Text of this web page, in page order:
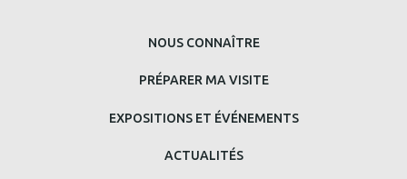
PRINCIPAL
NOUS CONNAÎTRE
PRÉPARER MA VISITE
EXPOSITIONS ET ÉVÉNEMENTS
ACTUALITÉS